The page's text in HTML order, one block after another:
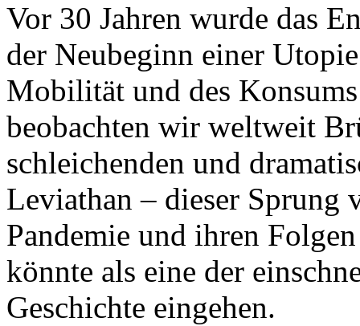
Vor 30 Jahren wurde das
der Neubeginn einer
Mobilität und des
beobachten wir weltweit
schleichenden und
Leviathan – dieser Sprung
Pandemie und ihren
könnte als eine der
Geschichte eingehen.